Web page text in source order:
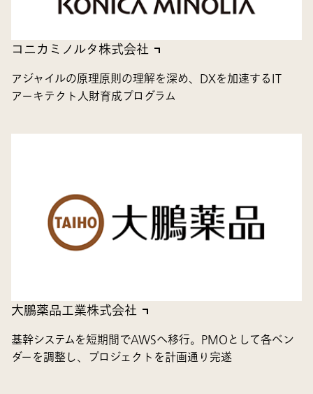
コニカミノルタ株式会社
アジャイルの原理原則の理解を深め、DXを加速するIT
アーキテクト人財育成プログラム
大鵬薬品工業株式会社
基幹システムを短期間でAWSへ移行。PMOとして各ベン
ダーを調整し、プロジェクトを計画通り完遂